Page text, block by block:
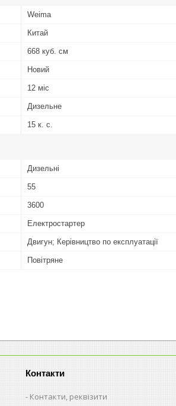
Weima
Китай
668 куб. см
Новий
12 міс
Дизельне
15 к. с.
Дизельні
55
3600
Електростартер
Двигун; Керівництво по експлуатації
Повітряне
Контакти
Контакти, реквізити